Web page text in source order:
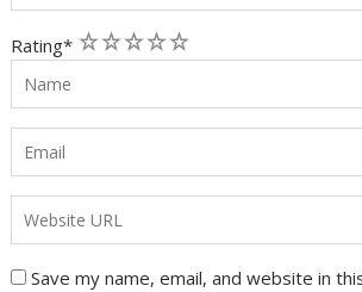
Rating* 5
4
3
2
1
Save my name, email, and website in